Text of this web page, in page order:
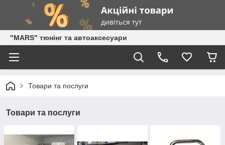
"MARS" тюнінг та автоаксесуари
Товари та послуги
Товари та послуги